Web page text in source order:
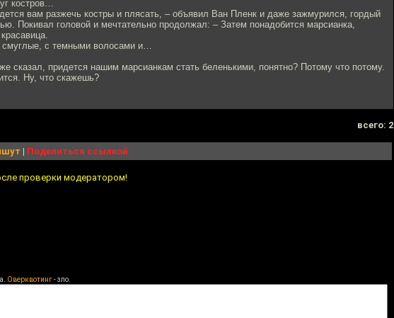
костров…
вам разжечь костры и плясать, – объявил Ван Пленк и даже зажмурился, гордый
Покивал головой и мечтательно продолжал: – Затем понадобится марсианка,
с темными волосами и…
сказал, придется нашим марсианкам стать беленькими, понятно? Потому что потому.
Ну, что скажешь?
всего: 2
| Поделиться ссылкой
проверки модератором!
Оверквотинг- зло.